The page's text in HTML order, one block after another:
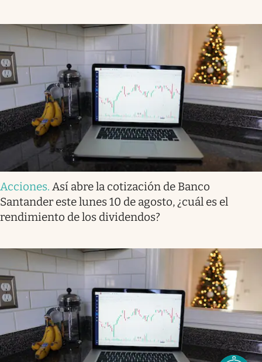
Acciones. Así abre la cotización de Banco
Santander este lunes 10 de agosto, ¿cuál es el
rendimiento de los dividendos?